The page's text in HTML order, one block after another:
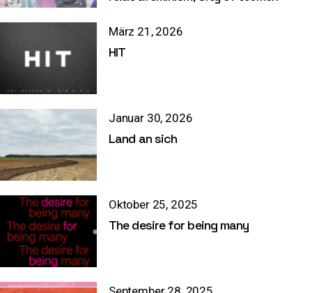
März 21, 2026
HIT
Januar 30, 2026
Land an sich
Oktober 25, 2025
The desire for being many